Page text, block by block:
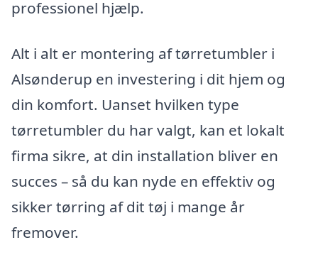
professionel hjælp.
Alt i alt er montering af tørretumbler i
Alsønderup en investering i dit hjem og
din komfort. Uanset hvilken type
tørretumbler du har valgt, kan et lokalt
firma sikre, at din installation bliver en
succes – så du kan nyde en effektiv og
sikker tørring af dit tøj i mange år
fremover.